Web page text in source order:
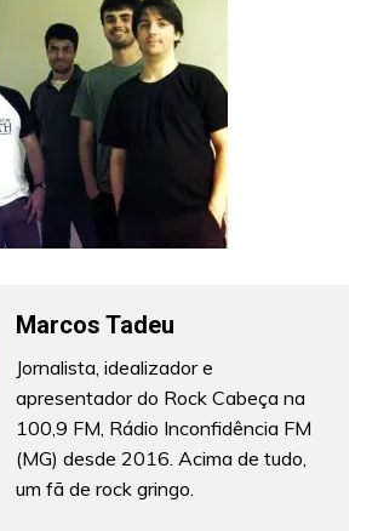
Marcos Tadeu
Jornalista, idealizador e
apresentador do Rock Cabeça na
100,9 FM, Rádio Inconfidência FM
(MG) desde 2016. Acima de tudo,
um fã de rock gringo.